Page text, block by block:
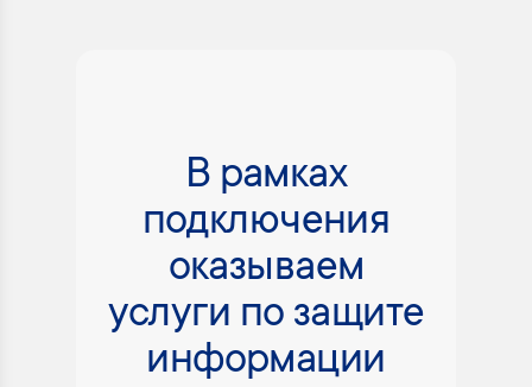
В рамках
подключения
оказываем
услуги по защите
информации